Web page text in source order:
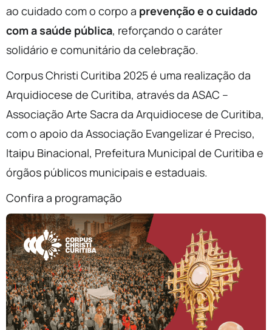
ao cuidado com o corpo a prevenção e o cuidado
com a saúde pública, reforçando o caráter
solidário e comunitário da celebração.
Corpus Christi Curitiba 2025 é uma realização da
Arquidiocese de Curitiba, através da ASAC –
Associação Arte Sacra da Arquidiocese de Curitiba,
com o apoio da Associação Evangelizar é Preciso,
Itaipu Binacional, Prefeitura Municipal de Curitiba e
órgãos públicos municipais e estaduais.
Confira a programação